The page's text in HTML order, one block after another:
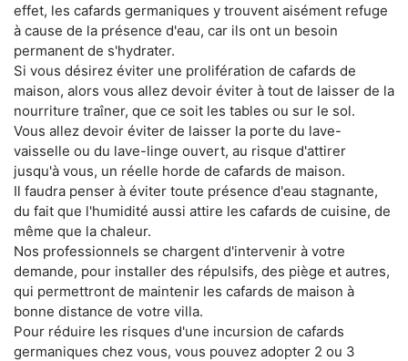
effet, les cafards germaniques y trouvent aisément refuge
à cause de la présence d'eau, car ils ont un besoin
permanent de s'hydrater.
Si vous désirez éviter une prolifération de cafards de
maison, alors vous allez devoir éviter à tout de laisser de la
nourriture traîner, que ce soit les tables ou sur le sol.
Vous allez devoir éviter de laisser la porte du lave-
vaisselle ou du lave-linge ouvert, au risque d'attirer
jusqu'à vous, un réelle horde de cafards de maison.
Il faudra penser à éviter toute présence d'eau stagnante,
du fait que l'humidité aussi attire les cafards de cuisine, de
même que la chaleur.
Nos professionnels se chargent d'intervenir à votre
demande, pour installer des répulsifs, des piège et autres,
qui permettront de maintenir les cafards de maison à
bonne distance de votre villa.
Pour réduire les risques d'une incursion de cafards
germaniques chez vous, vous pouvez adopter 2 ou 3